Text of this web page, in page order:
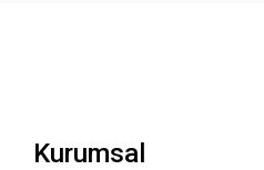
Kurumsal